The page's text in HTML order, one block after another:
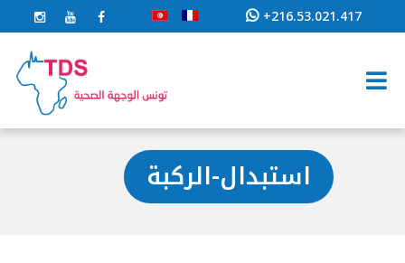
+216.53.021.417
استبدال-الركبة